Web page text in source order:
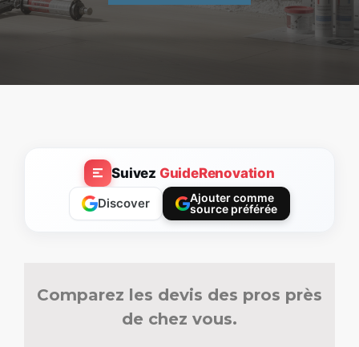
Suivez GuideRenovation
Discover
Ajouter comme
source préférée
Comparez les devis des pros près
de chez vous.